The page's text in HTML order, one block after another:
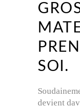
SOI.
devient